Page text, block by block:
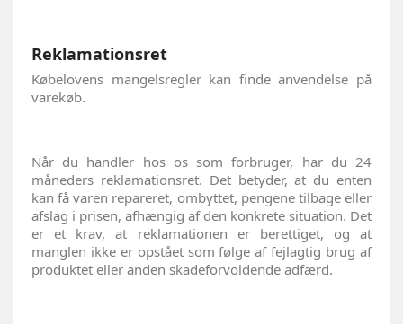
Reklamationsret
Købelovens mangelsregler kan finde anvendelse på
varekøb.
Når du handler hos os som forbruger, har du 24
måneders reklamationsret. Det betyder, at du enten
kan få varen repareret, ombyttet, pengene tilbage eller
afslag i prisen, afhængig af den konkrete situation. Det
er et krav, at reklamationen er berettiget, og at
manglen ikke er opstået som følge af fejlagtig brug af
produktet eller anden skadeforvoldende adfærd.